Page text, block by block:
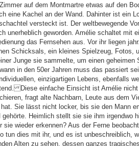
auf dem Montmartre etwas auf den
eine Kachel an der Wand. Dahinter ist ein
versteckt ist. Der weltbewegende
unerheblich geworden. Amélie schaltet mit
das Fernsehen aus. Vor ihr liegen
Schicksals, ein kleines Spielzeug, Fotos,
Junge sie sammelte, um einen geheimen
in den 50er Jahren muss das passiert
einzigartigen Lebens, ebenfalls
Diese einfache Einsicht ist Amélie
fragt alte Nachbarn, Leute aus dem
Sie lässt nicht locker, bis sie den Mann
gehörte. Heimlich stellt sie sie ihm irgendwo
sie wieder erkennen? Aus der Ferne
tun dies mit ihr, und es ist unbeschreiblich,
Alten zu sehen, dessen ganzes